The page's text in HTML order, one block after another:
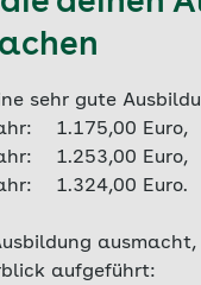
sehr gute
1.175,00 Euro,
1.253,00 Euro,
1.324,00 Euro.
aufgeführt: